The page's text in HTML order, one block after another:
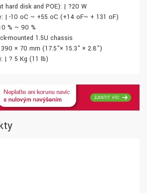
hard disk and POE): | ?20 W
| -10 oC ~ +55 oC (+14 oF~ + 131 oF)
% ~ 90 %
mounted 1.5U chassis
× 70 mm (17.5"× 15.3" × 2.8")
| ? 5 Kg (11 lb)